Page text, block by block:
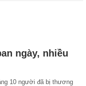
ngày, nhiều
10 người đã bị thương